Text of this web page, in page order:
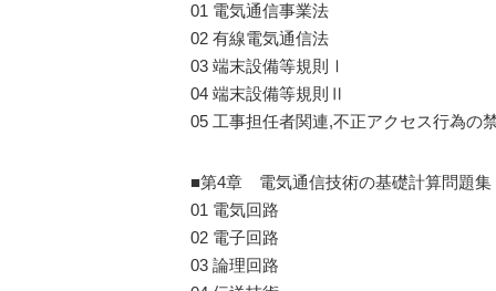
01 電気通信事業法
02 有線電気通信法
03 端末設備等規則Ⅰ
04 端末設備等規則Ⅱ
05 工事担任者関連,不正アクセス行為の
■第4章 電気通信技術の基礎計算問題集
01 電気回路
02 電子回路
03 論理回路